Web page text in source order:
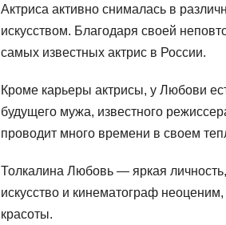
Актриса активно снималась в
искусством. Благодаря своей
самых известных актрис в России.
Кроме карьеры актрисы, у Любови
будущего мужа, известного
проводит много времени в своем
Толкалина Любовь — яркая
искусство и кинематограф
красоты.